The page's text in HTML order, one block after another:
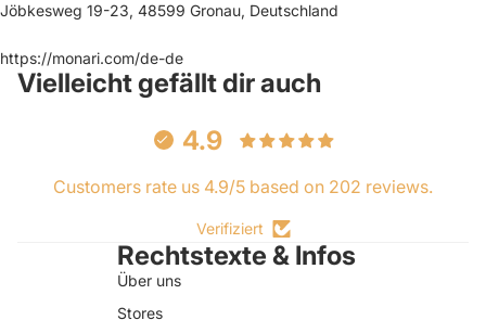
Jöbkesweg 19-23, 48599 Gronau, Deutschland
https://monari.com/de-de
Vielleicht gefällt dir auch
4.9
Customers rate us 4.9/5 based on 202 reviews.
Verifiziert
Rechtstexte & Infos
Über uns
Stores